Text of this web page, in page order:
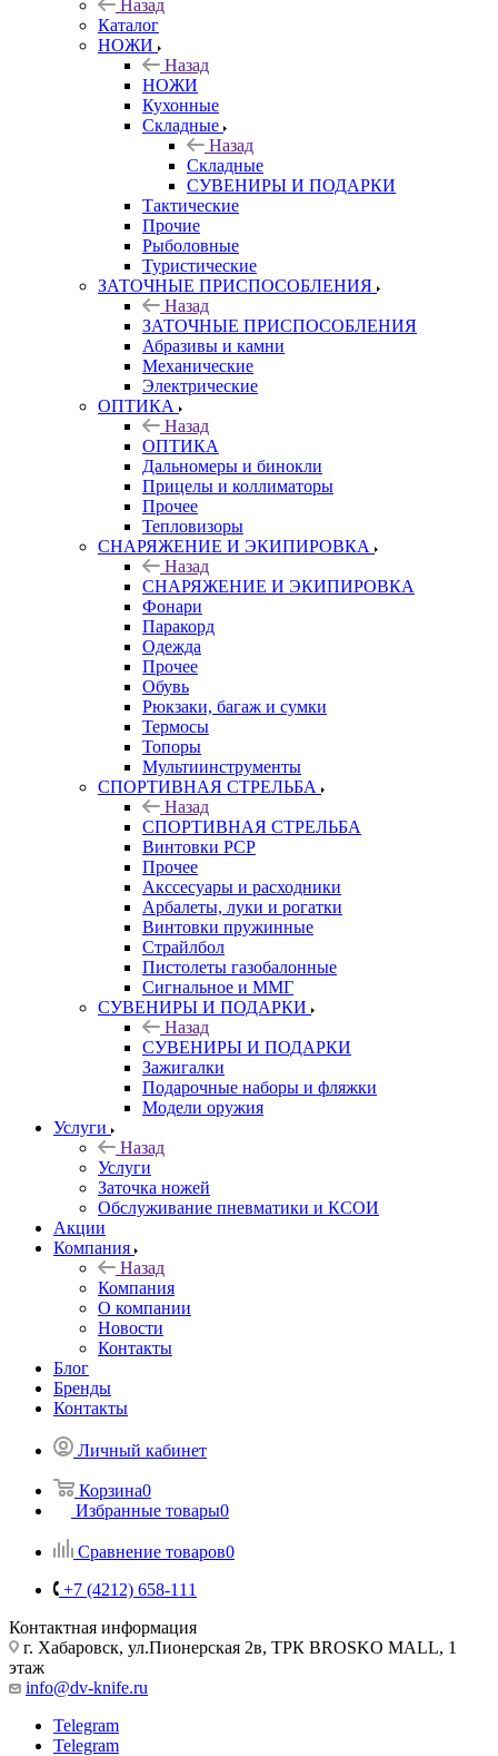
Назад
Каталог
НОЖИ
Назад
НОЖИ
Кухонные
Складные
Назад
Складные
СУВЕНИРЫ И ПОДАРКИ
Тактические
Прочие
Рыболовные
Туристические
ЗАТОЧНЫЕ ПРИСПОСОБЛЕНИЯ
Назад
ЗАТОЧНЫЕ ПРИСПОСОБЛЕНИЯ
Абразивы и камни
Механические
Электрические
ОПТИКА
Назад
ОПТИКА
Дальномеры и бинокли
Прицелы и коллиматоры
Прочее
Тепловизоры
СНАРЯЖЕНИЕ И ЭКИПИРОВКА
Назад
СНАРЯЖЕНИЕ И ЭКИПИРОВКА
Фонари
Паракорд
Одежда
Прочее
Обувь
Рюкзаки, багаж и сумки
Термосы
Топоры
Мультиинструменты
СПОРТИВНАЯ СТРЕЛЬБА
Назад
СПОРТИВНАЯ СТРЕЛЬБА
Винтовки PCP
Прочее
Акссесуары и расходники
Арбалеты, луки и рогатки
Винтовки пружинные
Страйлбол
Пистолеты газобалонные
Сигнальное и ММГ
СУВЕНИРЫ И ПОДАРКИ
Назад
СУВЕНИРЫ И ПОДАРКИ
Зажигалки
Подарочные наборы и фляжки
Модели оружия
Услуги
Назад
Услуги
Заточка ножей
Обслуживание пневматики и КСОИ
Акции
Компания
Назад
Компания
О компании
Новости
Контакты
Блог
Бренды
Контакты
Личный кабинет
Корзина0
Избранные товары0
Сравнение товаров0
+7 (4212) 658-111
Контактная информация
г. Хабаровск, ул.Пионерская 2в, ТРК BROSKO MALL, 1
этаж
info@dv-knife.ru
Telegram
Telegram